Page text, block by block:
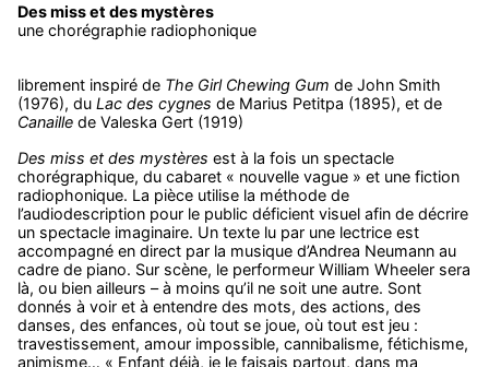
Des miss et des mystères
une chorégraphie radiophonique
librement inspiré de The Girl Chewing Gum de John Smith
(1976), du Lac des cygnes de Marius Petitpa (1895), et de
Canaille de Valeska Gert (1919)
Des miss et des mystères est à la fois un spectacle
chorégraphique, du cabaret « nouvelle vague » et une fiction
radiophonique. La pièce utilise la méthode de
l’audiodescription pour le public déficient visuel afin de décrire
un spectacle imaginaire. Un texte lu par une lectrice est
accompagné en direct par la musique d’Andrea Neumann au
cadre de piano. Sur scène, le performeur William Wheeler sera
là, ou bien ailleurs – à moins qu’il ne soit une autre. Sont
donnés à voir et à entendre des mots, des actions, des
danses, des enfances, où tout se joue, où tout est jeu :
travestissement, amour impossible, cannibalisme, fétichisme,
animisme… « Enfant déjà, je le faisais partout, dans ma